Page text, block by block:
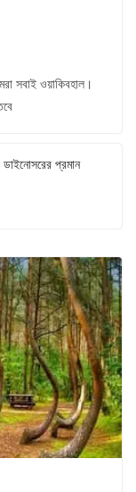
সবাই ওয়াকিবহাল।
প্রমান